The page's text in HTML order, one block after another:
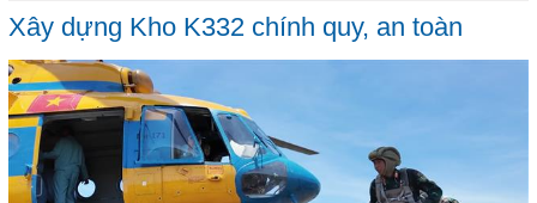
Xây dựng Kho K332 chính quy, an toàn